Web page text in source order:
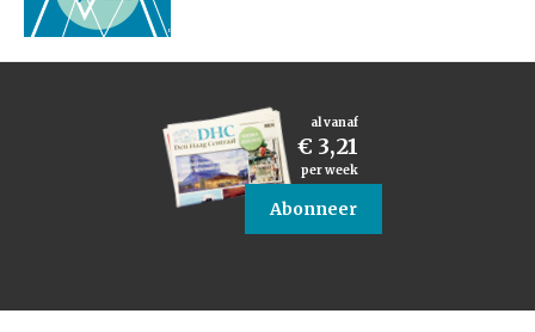
al vanaf
€ 3,21
per week
Abonneer